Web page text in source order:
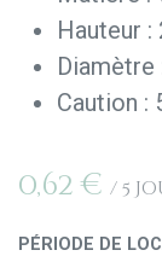
Hauteur :
Diamètre
Caution :
0,62€ /5
PÉRIODE DE